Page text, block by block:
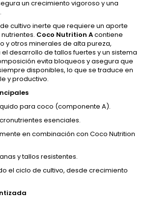
un crecimiento vigoroso y una
cultivo inerte que requiere un aporte
Coco Nutrition Acontiene
y otros minerales de alta pureza,
desarrollo de tallos fuertes y un sistema
evita bloqueos y asegura que
disponibles, lo que se traduce en
y productivo.
para coco (componente A).
esenciales.
en combinación con Coco Nutrition
y tallos resistentes.
el ciclo de cultivo, desde crecimiento